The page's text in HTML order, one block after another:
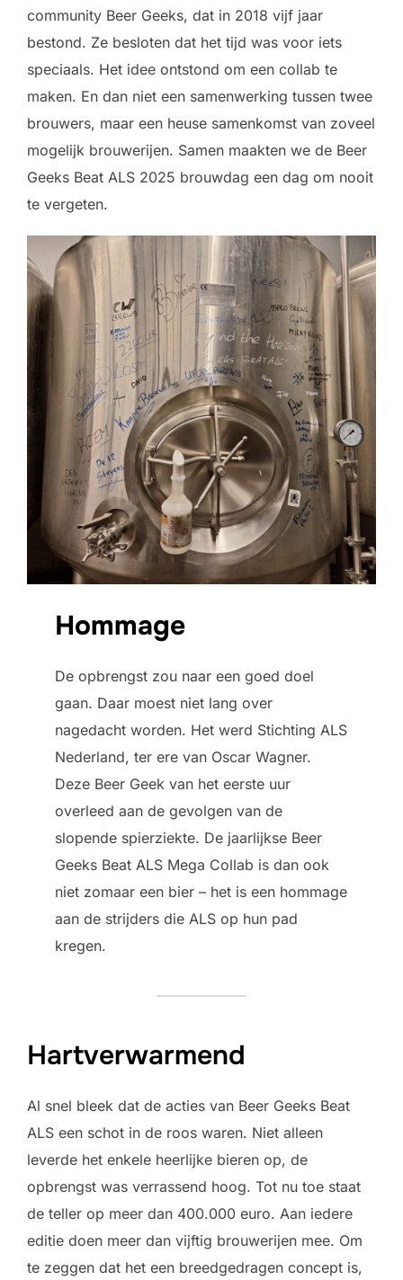
community Beer Geeks, dat in 2018 vijf jaar
bestond. Ze besloten dat het tijd was voor iets
speciaals. Het idee ontstond om een collab te
maken. En dan niet een samenwerking tussen twee
brouwers, maar een heuse samenkomst van zoveel
mogelijk brouwerijen. Samen maakten we de Beer
Geeks Beat ALS 2025 brouwdag een dag om nooit
te vergeten.
Hommage
De opbrengst zou naar een goed doel
gaan. Daar moest niet lang over
nagedacht worden. Het werd Stichting ALS
Nederland, ter ere van Oscar Wagner.
Deze Beer Geek van het eerste uur
overleed aan de gevolgen van de
slopende spierziekte. De jaarlijkse Beer
Geeks Beat ALS Mega Collab is dan ook
niet zomaar een bier – het is een hommage
aan de strijders die ALS op hun pad
kregen.
Hartverwarmend
Al snel bleek dat de acties van Beer Geeks Beat
ALS een schot in de roos waren. Niet alleen
leverde het enkele heerlijke bieren op, de
opbrengst was verrassend hoog. Tot nu toe staat
de teller op meer dan 400.000 euro. Aan iedere
editie doen meer dan vijftig brouwerijen mee. Om
te zeggen dat het een breedgedragen concept is,